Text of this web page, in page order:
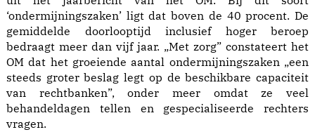
‘ondermijningszaken’ ligt dat boven de 40 procent. De
gemiddelde doorlooptijd inclusief hoger beroep
bedraagt meer dan vijf jaar. „Met zorg” constateert het
OM dat het groeiende aantal ondermijningszaken „een
steeds groter beslag legt op de beschikbare capaciteit
van rechtbanken”, onder meer omdat ze veel
behandeldagen tellen en gespecialiseerde rechters
vragen.